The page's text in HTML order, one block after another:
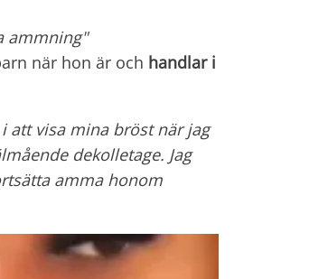
ammning"
när hon är och handlar i
att visa mina bröst när jag
dekolletage. Jag
amma honom